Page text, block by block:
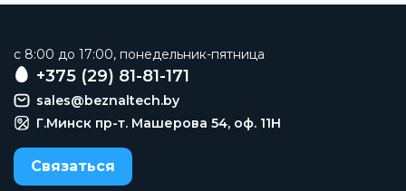
c 8:00 до 17:00, понедельник-пятница
+375 (29) 81-81-171
sales@beznaltech.by
Г.Минск пр-т. Машерова 54, оф. 11H
Связаться